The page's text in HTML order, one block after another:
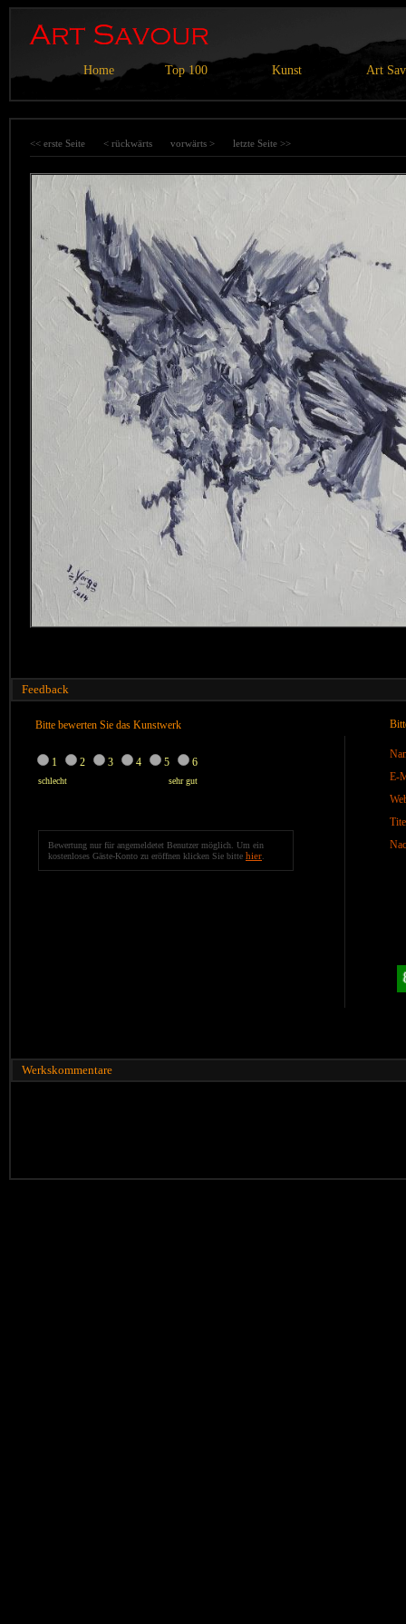
Home Top 100 Kunst Art
<< erste Seite < rückwärts vorwärts > letzte Seite >>
Feedback
Bitte bewerten Sie das Kunstwerk
1 2 3 4 5 6
schlecht sehr gut
Bewertung nur für angemeldetet Benutzer möglich. Um ein
kostenloses Gäste-Konto zu eröffnen klicken Sie bitte hier
E-
Werkskommentare